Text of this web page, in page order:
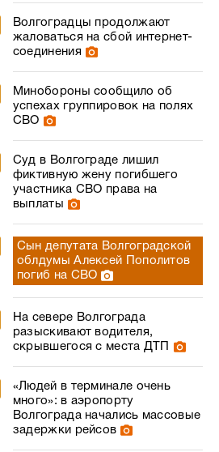
Волгоградцы продолжают
жаловаться на сбой интернет-
соединения
Минобороны сообщило об
успехах группировок на полях
СВО
Суд в Волгограде лишил
фиктивную жену погибшего
участника СВО права на
выплаты
Сын депутата Волгоградской
облдумы Алексей Пополитов
погиб на СВО
На севере Волгограда
разыскивают водителя,
скрывшегося с места ДТП
«Людей в терминале очень
много»: в аэропорту
Волгограда начались массовые
задержки рейсов